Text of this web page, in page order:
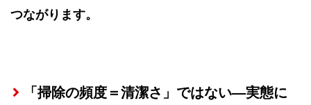
つながります。
「掃除の頻度＝清潔さ」ではない—実態に